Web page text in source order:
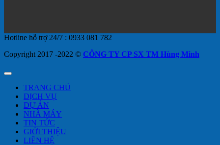
Hotline hỗ trợ 24/7 : 0933 081 782
Copyright 2017 -2022 © CÔNG TY CP SX TM Hùng Minh
TRANG CHỦ
DỊCH VỤ
DỰ ÁN
NHÀ MÁY
TIN TỨC
GIỚI THIỆU
LIÊN HỆ